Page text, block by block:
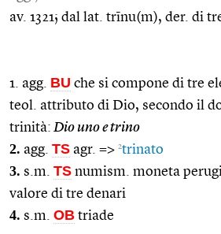
av. 1321; dal lat. trīnu(m), der. di
1. agg. BU che si compone di tre
teol. attributo di Dio, secondo il
trinità: Dio uno e trino
2. agg. TS agr. => 2trinato
3. s.m. TS numism. moneta
valore di tre denari
4. s.m. OB triade